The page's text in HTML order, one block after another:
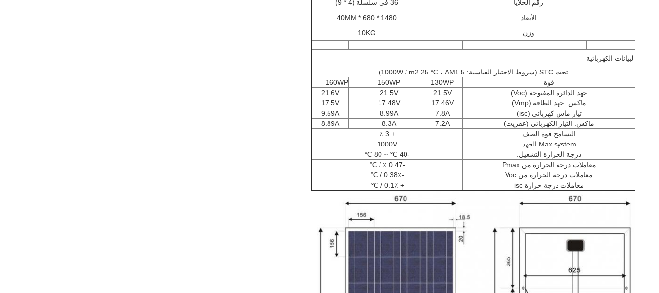
رقم الخلايا
36 في سلسلة (4 * 9)
الأبعاد
1480 * 680 * 40MM
وزن
10KG
البيانات الكهربائية
تحت STC (شروط الاختبار القياسية: 1000W / m2 25 ℃ ، AM1.5)
قوة
130WP
150WP
160WP
جهد الدائرة المفتوحة (Voc)
21.5V
21.5V
21.6V
ماكس. جهد الطاقة (Vmp)
17.46V
17.48V
17.5V
تيار ماس كهربائى (isc)
7.8A
8.99A
9.59A
ماكس. التيار الكهربائي (عفريت)
7.2A
8.3A
8.89A
التسامح قوة الصف
± 3 ٪
Max.system الجهد
1000V
درجة الحرارة التشغيل.
-40 ℃ ~ 80 ℃
معاملات درجة الحرارة من Pmax
-0.47 ٪ / ℃
معاملات درجة الحرارة من Voc
-0.38٪ / ℃
معاملات درجة حرارة isc
+ 0.1٪ / ℃